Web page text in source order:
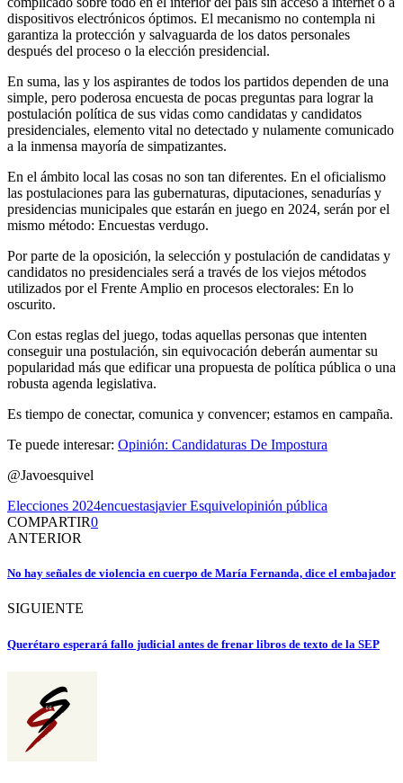
dispositivos electrónicos óptimos. El mecanismo no contempla ni
garantiza la protección y salvaguarda de los datos personales
después del proceso o la elección presidencial.
En suma, las y los aspirantes de todos los partidos dependen de una
simple, pero poderosa encuesta de pocas preguntas para lograr la
postulación política de sus vidas como candidatas y candidatos
presidenciales, elemento vital no detectado y nulamente comunicado
a la inmensa mayoría de simpatizantes.
En el ámbito local las cosas no son tan diferentes. En el oficialismo
las postulaciones para las gubernaturas, diputaciones, senadurías y
presidencias municipales que estarán en juego en 2024, serán por el
mismo método: Encuestas verdugo.
Por parte de la oposición, la selección y postulación de candidatas y
candidatos no presidenciales será a través de los viejos métodos
utilizados por el Frente Amplio en procesos electorales: En lo
oscurito.
Con estas reglas del juego, todas aquellas personas que intenten
conseguir una postulación, sin equivocación deberán aumentar su
popularidad más que edificar una propuesta de política pública o una
robusta agenda legislativa.
Es tiempo de conectar, comunica y convencer; estamos en campaña.
Te puede interesar: Opinión: Candidaturas De Impostura
@Javoesquivel
Elecciones 2024encuestasjavier Esquivelopinión pública
COMPARTIR0
ANTERIOR
No hay señales de violencia en cuerpo de María Fernanda, dice el embajador
SIGUIENTE
Querétaro esperará fallo judicial antes de frenar libros de texto de la SEP